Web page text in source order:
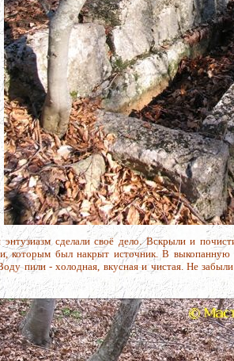
сделали своё дело. Вскрыли и
которым был накрыт источник. В
пили - холодная, вкусная и чистая. Не